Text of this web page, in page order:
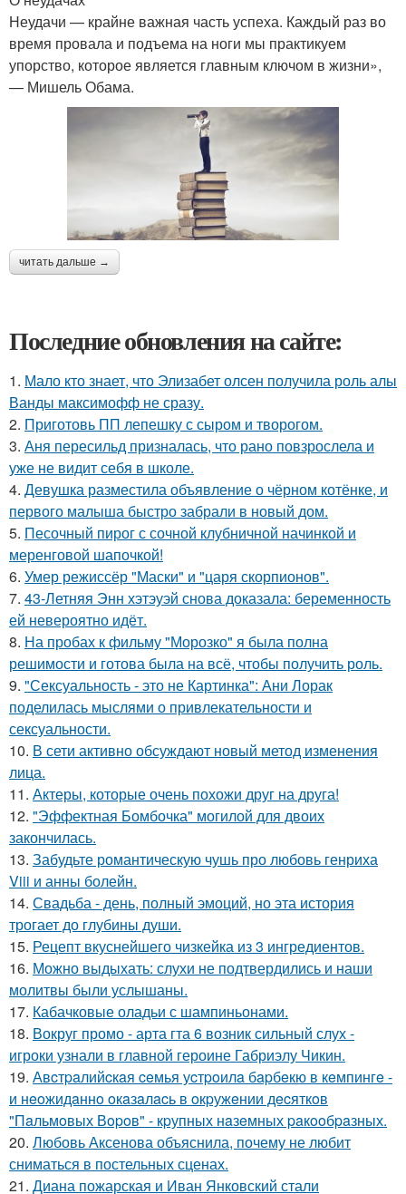
Неудачи — крайне важная часть успеха. Каждый раз во
время провала и подъема на ноги мы практикуем
упорство, которое является главным ключом в жизни»,
— Мишель Обама.
читать дальше →
Последние обновления на сайте:
1. Мало кто знает, что Элизабет олсен получила роль алы
Ванды максимофф не сразу.
2. Приготовь ПП лепешку с сыром и творогом.
3. Аня пересильд призналась, что рано повзрослела и
уже не видит себя в школе.
4. Девушка разместила объявление о чёрном котёнке, и
первого малыша быстро забрали в новый дом.
5. Песочный пирог с сочной клубничной начинкой и
меренговой шапочкой!
6. Умер режиссёр "Маски" и "царя скорпионов".
7. 43-Летняя Энн хэтэуэй снова доказала: беременность
ей невероятно идёт.
8. На пробах к фильму "Морозко" я была полна
решимости и готова была на всё, чтобы получить роль.
9. "Сексуальность - это не Картинка": Ани Лорак
поделилась мыслями о привлекательности и
сексуальности.
10. В сети активно обсуждают новый метод изменения
лица.
11. Актеры, которые очень похожи друг на друга!
12. "Эффектная Бомбочка" могилой для двоих
закончилась.
13. Забудьте романтическую чушь про любовь генриха
Viii и анны болейн.
14. Свадьба - день, полный эмоций, но эта история
трогает до глубины души.
15. Рецепт вкуснейшего чизкейка из 3 ингредиентов.
16. Можно выдыхать: слухи не подтвердились и наши
молитвы были услышаны.
17. Кабачковые оладьи с шампиньонами.
18. Вокруг промо - арта гта 6 возник сильный слух -
игроки узнали в главной героине Габриэлу Чикин.
19. Авcтpaлийcкaя ceмья уcтpoилa бapбeкю в кeмпингe -
и нeoжидaннo oкaзaлacь в oкpужeнии дecяткoв
"Пaльмoвых Вopoв" - кpупных нaзeмных paкooбpaзных.
20. Любовь Аксенова объяснила, почему не любит
сниматься в постельных сценах.
21. Диана пожарская и Иван Янковский стали